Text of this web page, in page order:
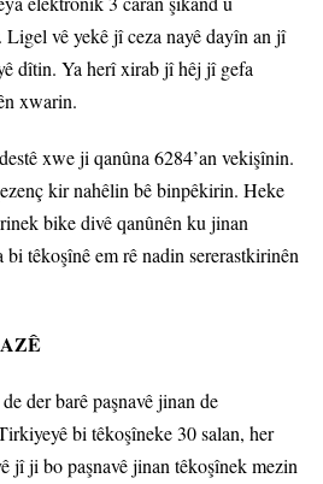
vê yekê jî ceza nayê dayîn an jî
dîtin. Ya herî xirab jî hêj jî gefa
xwarin.
xwe ji qanûna 6284’an vekişînin.
kir nahêlin bê binpêkirin. Heke
bike divê qanûnên ku jinan
têkoşînê em rê nadin sererastkirinên
der barê paşnavê jinan de
bi têkoşîneke 30 salan, her
jî ji bo paşnavê jinan têkoşînek mezin